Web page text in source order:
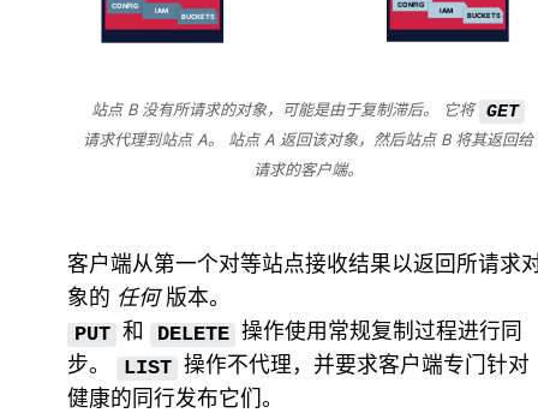
站点 B 没有所请求的对象，可能是由于复制滞后。 它将 GET
请求代理到站点 A。 站点 A 返回该对象，然后站点 B 将其返回给
请求的客户端。
客户端从第一个对等站点接收结果以返回所请求
象的 任何版本。
PUT 和 DELETE 操作使用常规复制过程进行同
步。
LIST 操作不代理，并要求客户端专门针对
健康的同行发布它们。